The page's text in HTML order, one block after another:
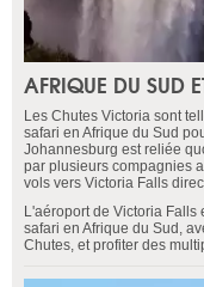
AFRIQUE DU SUD
Les Chutes Victoria sont
safari en Afrique du Sud
Johannesburg est reliée
par plusieurs compagnies
vols vers Victoria Falls
L'aéroport de Victoria Falls
safari en Afrique du Sud,
Chutes, et profiter des